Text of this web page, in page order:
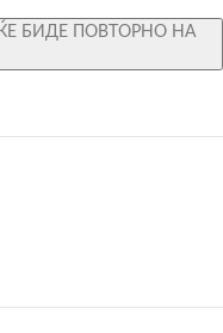
БИДЕ ПОВТОРНО НА